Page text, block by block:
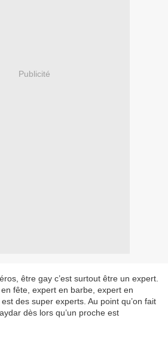
Publicité
être gay c’est surtout être un expert.
fête, expert en barbe, expert en
des super experts. Au point qu’on fait
dès lors qu’un proche est